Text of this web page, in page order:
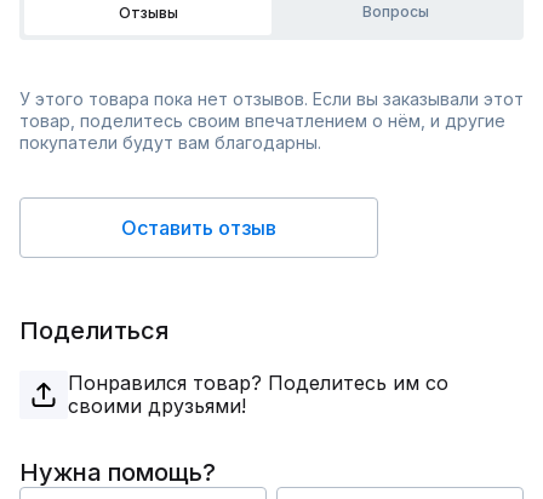
Отзывы Вопросы
У этого товара пока нет отзывов. Если вы заказывали этот
товар, поделитесь своим впечатлением о нём, и другие
покупатели будут вам благодарны.
Оставить отзыв
Поделиться
Понравился товар? Поделитесь им со
своими друзьями!
Нужна помощь?